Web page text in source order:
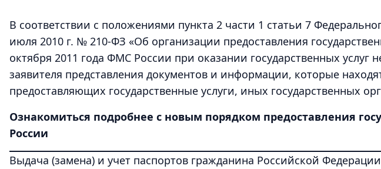
В соответствии с положениями пункта 2 части 1 статьи 7
июля 2010 г. № 210-ФЗ «Об организации предоставления
октября 2011 года ФМС России при оказании государственных услуг
заявителя представления документов и информации, которые
предоставляющих государственные услуги, иных государственных
Ознакомиться подробнее с новым порядком предоставления
России
Выдача (замена) и учет паспортов гражданина Российской